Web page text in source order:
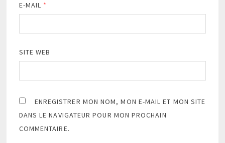
E-MAIL *
SITE WEB
ENREGISTRER MON NOM, MON E-MAIL ET MON SITE
DANS LE NAVIGATEUR POUR MON PROCHAIN
COMMENTAIRE.